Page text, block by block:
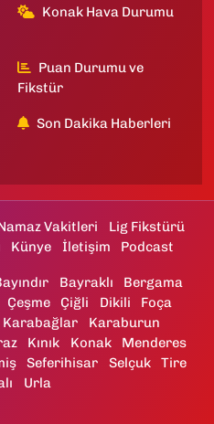
Konak Hava Durumu
Puan Durumu ve
Fikstür
Son Dakika Haberleri
Vakitleri
Lig Fikstürü
Künye İletişim Podcast
Bayraklı
Bergama
Çeşme Çiğli Dikili
Foça
Karabağlar
Karaburun
Kınık Konak
Menderes
Seferihisar Selçuk
Tire
Urla